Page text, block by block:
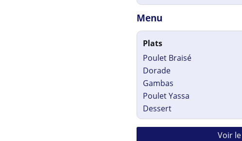
Menu
Plats
Poulet Braisé
Dorade
Gambas
Poulet Yassa
Dessert
Voir